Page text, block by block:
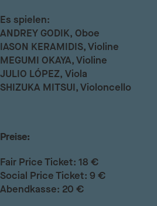
Es spielen:
ANDREY GODIK, Oboe
IASON KERAMIDIS,Violine
MEGUMI OKAYA,Violine
JULIO LÓPEZ, Viola
SHIZUKA MITSUI,Violoncello
Preise:
Fair Price Ticket: 18 €
Social Price Ticket: 9 €
Abendkasse: 20 €